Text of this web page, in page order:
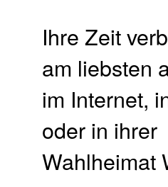
Ihre Zeit
am liebsten
im Internet,
oder in ihrer
Wahlheimat